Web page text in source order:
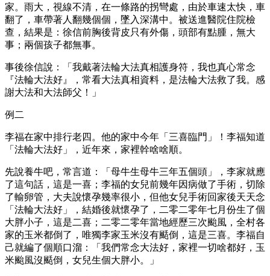
家。雨大，視線不清，在一條路的拐彎處，由於車速太快，車
翻了，車帶著人翻幾個個，墜入深溝中。被送進醫院住院檢
查，結果是：徐信前胸後背皮只有外傷，頭部有點腫，無大
事；兩個孩子都無事。
事後徐信說：「我戴著法輪大法真相護身符，我也真心常念
『法輪大法好』，常看大法真相資料，是法輪大法救了我。感
謝大法和大法師父！」
例二
李福在家中排行老四。他的家中今年「三喜臨門」！李福知道
「法輪大法好」，近年來，家裡幹啥啥順。
先說養牛吧，常言道：「母牛生母牛三年五個頭」，李家就應
了這句話，這是一喜；李福的女兒前幾年因病做了手術，切除
了輸卵管，大夫說懷孕幾率很小，但他女兒手術回家後天天念
「法輪大法好」，結婚後就懷孕了，二零二零年七月份生了個
大胖小子，這是二喜；二零二零年當地經歷三次颱風，全村各
家的玉米都倒了，唯獨李家玉米沒有颳倒，這是三喜。李福自
己就編了個順口溜：「我們常念大法好，家裡一切啥都好，玉
米颱風沒颳倒，女兒生個大胖小。」